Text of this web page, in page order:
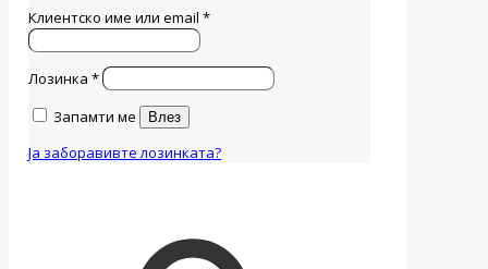
Клиентско име или email*
Лозинка*
Запамти ме
Влез
Ја заборавивте лозинката?